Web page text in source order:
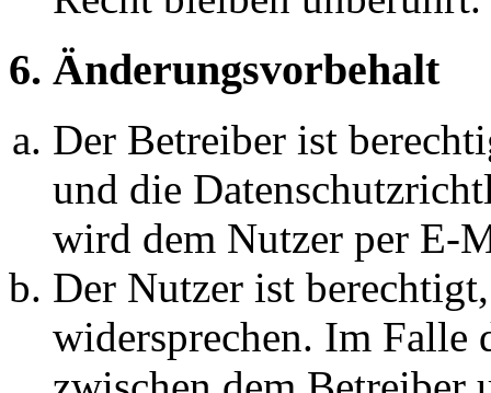
6. Änderungsvorbehalt
Der Betreiber ist
und die
wird dem Nutzer per E-
Der Nutzer ist
widersprechen. Im Falle